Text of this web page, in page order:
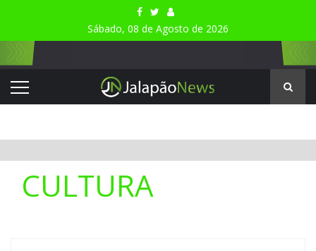
Sábado, 08 de Agosto de 2026
CULTURA